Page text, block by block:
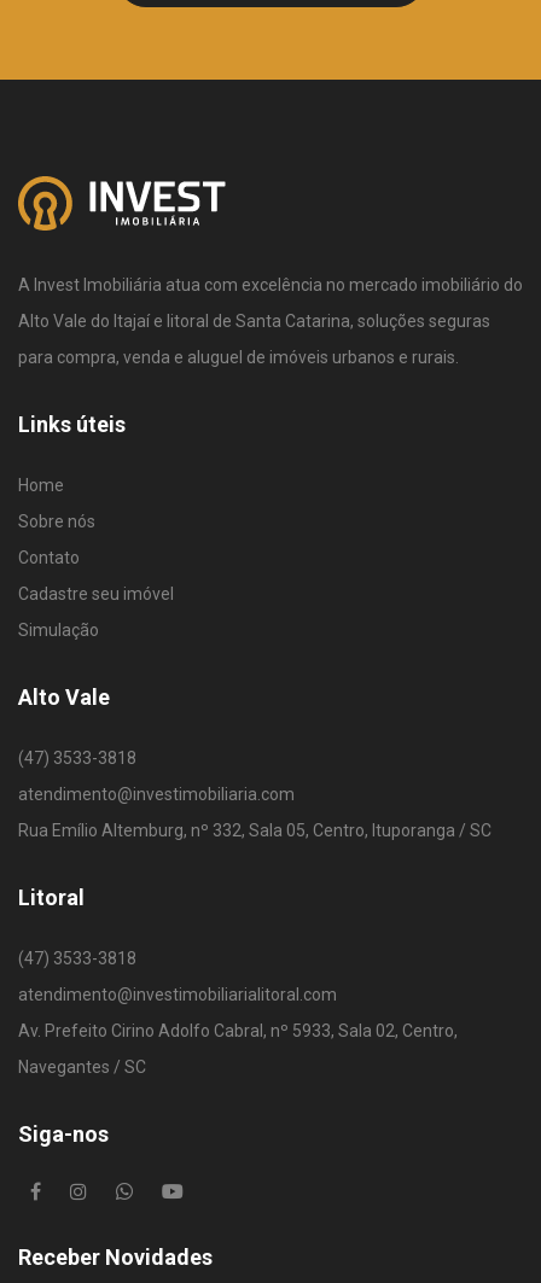
A Invest Imobiliária atua com excelência no mercado imobiliário do
Alto Vale do Itajaí e litoral de Santa Catarina, soluções seguras
para compra, venda e aluguel de imóveis urbanos e rurais.
Links úteis
Home
Sobre nós
Contato
Cadastre seu imóvel
Simulação
Alto Vale
(47) 3533-3818
atendimento@investimobiliaria.com
Rua Emílio Altemburg, nº 332, Sala 05, Centro, Ituporanga / SC
Litoral
(47) 3533-3818
atendimento@investimobiliarialitoral.com
Av. Prefeito Cirino Adolfo Cabral, nº 5933, Sala 02, Centro,
Navegantes / SC
Siga-nos
Receber Novidades